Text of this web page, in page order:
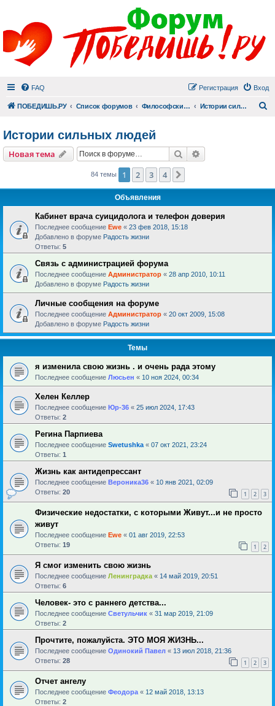
FAQ Вход
Регистрация
ПОБЕДИШЬ.РУ Список форумов Философский раздел Истории сильных людей
Истории сильных людей
Новая тема Поиск
84 темы 1 2 3 4
Объявления
Кабинет врача суицидолога и телефон доверия
Последнее сообщение Ewe « 23 фев 2018, 15:18
Добавлено в форуме Радость жизни
Ответы: 5
Связь с администрацией форума
Последнее сообщение Администратор « 28 апр 2010, 10:11
Добавлено в форуме Радость жизни
Личные сообщения на форуме
Последнее сообщение Администратор « 20 окт 2009, 15:08
Добавлено в форуме Радость жизни
Темы
я изменила свою жизнь . и очень рада этому
Последнее сообщение Люсьен « 10 ноя 2024, 00:34
Хелен Келлер
Последнее сообщение Юр-36 « 25 июл 2024, 17:43
Ответы: 2
Регина Парпиева
Последнее сообщение Swetushka « 07 окт 2021, 23:24
Ответы: 1
Жизнь как антидепрессант
Последнее сообщение Вероника36 « 10 янв 2021, 02:09
Ответы: 20 1 2 3
Физические недостатки, с которыми Живут...и не просто
живут
Последнее сообщение Ewe « 01 авг 2019, 22:53
Ответы: 19 1 2
Я смог изменить свою жизнь
Последнее сообщение Ленинградка « 14 май 2019, 20:51
Ответы: 6
Человек- это с раннего детства...
Последнее сообщение Светульчик « 31 мар 2019, 21:09
Ответы: 2
Прочтите, пожалуйста. ЭТО МОЯ ЖИЗНЬ...
Последнее сообщение Одинокий Павел « 13 июл 2018, 21:36
Ответы: 28 1 2 3
Отчет ангелу
Последнее сообщение Феодора « 12 май 2018, 13:13
Ответы: 2